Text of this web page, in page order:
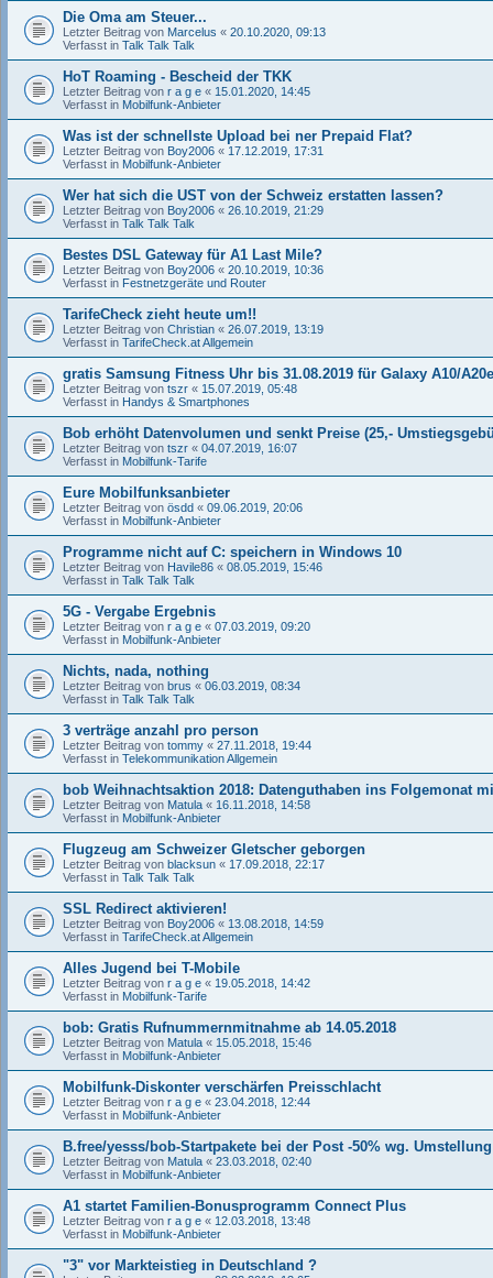
Die Oma am Steuer...
Letzter Beitrag von Marcelus « 20.10.2020, 09:13
Verfasst in Talk Talk Talk
HoT Roaming - Bescheid der TKK
Letzter Beitrag von r a g e « 15.01.2020, 14:45
Verfasst in Mobilfunk-Anbieter
Was ist der schnellste Upload bei ner Prepaid Flat?
Letzter Beitrag von Boy2006 « 17.12.2019, 17:31
Verfasst in Mobilfunk-Anbieter
Wer hat sich die UST von der Schweiz erstatten lassen?
Letzter Beitrag von Boy2006 « 26.10.2019, 21:29
Verfasst in Talk Talk Talk
Bestes DSL Gateway für A1 Last Mile?
Letzter Beitrag von Boy2006 « 20.10.2019, 10:36
Verfasst in Festnetzgeräte und Router
TarifeCheck zieht heute um!!
Letzter Beitrag von Christian « 26.07.2019, 13:19
Verfasst in TarifeCheck.at Allgemein
gratis Samsung Fitness Uhr bis 31.08.2019 für Galaxy A10/
Letzter Beitrag von tszr « 15.07.2019, 05:48
Verfasst in Handys & Smartphones
Bob erhöht Datenvolumen und senkt Preise (25,-
Letzter Beitrag von tszr « 04.07.2019, 16:07
Verfasst in Mobilfunk-Tarife
Eure Mobilfunksanbieter
Letzter Beitrag von ösdd « 09.06.2019, 20:06
Verfasst in Mobilfunk-Anbieter
Programme nicht auf C: speichern in Windows 10
Letzter Beitrag von Havile86 « 08.05.2019, 15:46
Verfasst in Talk Talk Talk
5G - Vergabe Ergebnis
Letzter Beitrag von r a g e « 07.03.2019, 09:20
Verfasst in Mobilfunk-Anbieter
Nichts, nada, nothing
Letzter Beitrag von brus « 06.03.2019, 08:34
Verfasst in Talk Talk Talk
3 verträge anzahl pro person
Letzter Beitrag von tommy « 27.11.2018, 19:44
Verfasst in Telekommunikation Allgemein
bob Weihnachtsaktion 2018: Datenguthaben ins Folgemonat
Letzter Beitrag von Matula « 16.11.2018, 14:58
Verfasst in Mobilfunk-Anbieter
Flugzeug am Schweizer Gletscher geborgen
Letzter Beitrag von blacksun « 17.09.2018, 22:17
Verfasst in Talk Talk Talk
SSL Redirect aktivieren!
Letzter Beitrag von Boy2006 « 13.08.2018, 14:59
Verfasst in TarifeCheck.at Allgemein
Alles Jugend bei T-Mobile
Letzter Beitrag von r a g e « 19.05.2018, 14:42
Verfasst in Mobilfunk-Tarife
bob: Gratis Rufnummernmitnahme ab 14.05.2018
Letzter Beitrag von Matula « 15.05.2018, 15:46
Verfasst in Mobilfunk-Anbieter
Mobilfunk-Diskonter verschärfen Preisschlacht
Letzter Beitrag von r a g e « 23.04.2018, 12:44
Verfasst in Mobilfunk-Anbieter
B.free/yesss/bob-Startpakete bei der Post -50% wg.
Letzter Beitrag von Matula « 23.03.2018, 02:40
Verfasst in Mobilfunk-Anbieter
A1 startet Familien-Bonusprogramm Connect Plus
Letzter Beitrag von r a g e « 12.03.2018, 13:48
Verfasst in Mobilfunk-Anbieter
"3" vor Markteistieg in Deutschland ?